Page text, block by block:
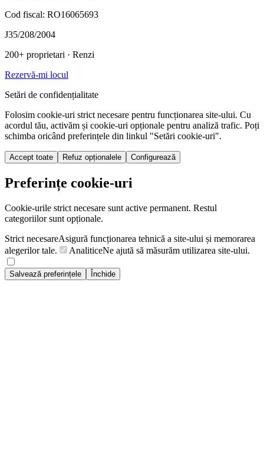
Cod fiscal: RO16065693
J35/208/2004
200+ proprietari · Renzi
Rezervă-mi locul
Setări de confidențialitate
Folosim cookie-uri strict necesare pentru funcționarea site-ului. Cu
acordul tău, activăm și cookie-uri opționale pentru analiză trafic. Poți
schimba oricând preferințele din linkul "Setări cookie-uri".
Accept toate Refuz opționalele Configurează
Preferințe cookie-uri
Cookie-urile strict necesare sunt active permanent. Restul
categoriilor sunt opționale.
Strict necesareAsigură funcționarea tehnică a site-ului și memorarea
alegerilor tale.
AnaliticeNe ajută să măsurăm utilizarea site-ului.
Salvează preferințele Închide